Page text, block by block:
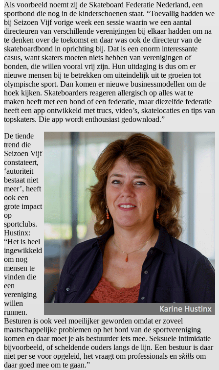
Als voorbeeld noemt zij de Skateboard Federatie Nederland, een
sportbond die nog in de kinderschoenen staat. “Toevallig hadden we
bij Seizoen Vijf vorige week een sessie waarin we een aantal
directeuren van verschillende verenigingen bij elkaar hadden om na
te denken over de toekomst en daar was ook de directeur van de
skateboardbond in oprichting bij. Dat is een enorm interessante
casus, want skaters moeten niets hebben van verenigingen of
bonden, die willen vooral vrij zijn. Hun uitdaging is dus om er
nieuwe mensen bij te betrekken om uiteindelijk uit te groeien tot
olympische sport. Dan komen er nieuwe businessmodellen om de
hoek kijken. Skateboarders reageren allergisch op alles wat te
maken heeft met een bond of een federatie, maar diezelfde federatie
heeft een app ontwikkeld met trucs, video’s, skatelocaties en tips van
topskaters. Die app wordt enthousiast gedownload.”
De tiende
trend die
Seizoen Vijf
constateert,
‘autoriteit
bestaat niet
meer’, heeft
ook een
grote impact
op
sportclubs.
Hustinx:
“Het is heel
ingewikkeld
om nog
mensen te
vinden die
een
vereniging
willen
runnen.
Besturen is ook veel moeilijker geworden omdat er zoveel
maatschappelijke problemen op het bord van de sportvereniging
komen en daar moet je als bestuurder iets mee. Seksuele intimidatie
bijvoorbeeld, of scheldende ouders langs de lijn. Een bestuur is daar
niet per se voor opgeleid, het vraagt om professionals en skills om
daar goed mee om te gaan.”